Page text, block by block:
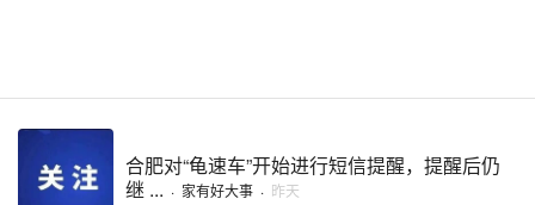
合肥对“龟速车”开始进行短信提醒，提醒后仍
继 ... · 家有好大事 · 昨天